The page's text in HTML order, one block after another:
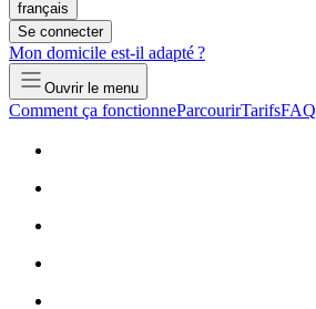
français
Se connecter
Mon domicile est-il adapté ?
Ouvrir le menu
Comment ça fonctionneParcourirTarifsFAQ